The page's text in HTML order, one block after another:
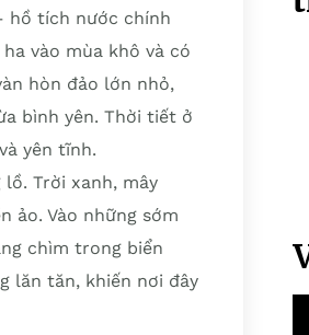
hồ tích nước chính
vào mùa khô và có
hòn đảo lớn nhỏ,
bình yên. Thời tiết ở
yên tĩnh.
Trời xanh, mây
ảo. Vào những sớm
chìm trong biển
lăn tăn, khiến nơi đây